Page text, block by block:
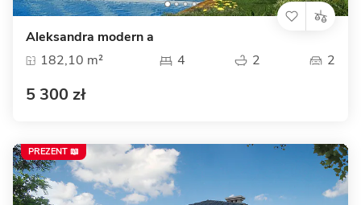
Aleksandra modern a
182,10 m²
4 2 2
5 300 zł
PREZENT 📖